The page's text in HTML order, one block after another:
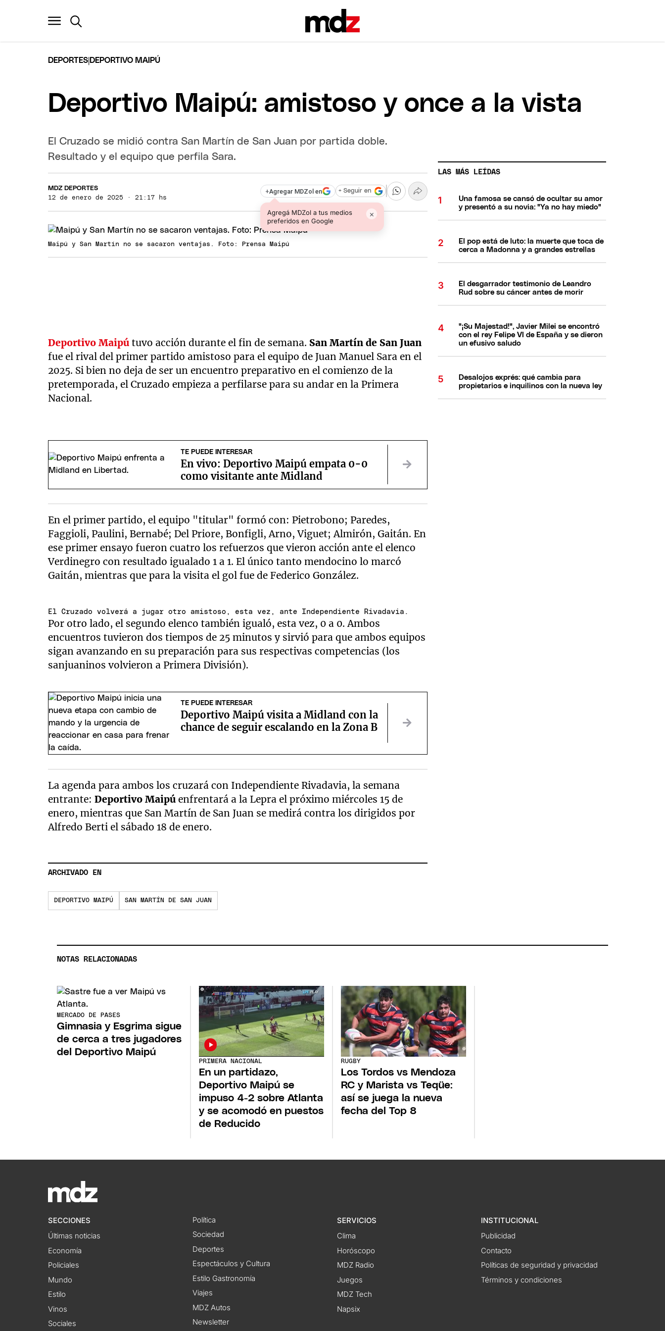
DEPORTES DEPORTIVO MAIPÚ
Deportivo Maipú: amistoso y once a la vista
El Cruzado se midió contra San Martín de San Juan por partida doble.
Resultado y el equipo que perfila Sara.
MDZ DEPORTES
12 de enero de 2025 · 21:17 hs
+Agregar MDZol en
Agregá MDZol a tus medios
preferidos en Google
×
+ Seguir en
Maipú y San Martín no se sacaron ventajas. Foto: Prensa Maipú
Deportivo Maipú tuvo acción durante el fin de semana. San Martín de San Juan
fue el rival del primer partido amistoso para el equipo de Juan Manuel Sara en el
2025. Si bien no deja de ser un encuentro preparativo en el comienzo de la
pretemporada, el Cruzado empieza a perfilarse para su andar en la Primera
Nacional.
TE PUEDE INTERESAR
En vivo: Deportivo Maipú empata 0-0
como visitante ante Midland
En el primer partido, el equipo "titular" formó con: Pietrobono; Paredes,
Faggioli, Paulini, Bernabé; Del Priore, Bonfigli, Arno, Viguet; Almirón, Gaitán. En
ese primer ensayo fueron cuatro los refuerzos que vieron acción ante el elenco
Verdinegro con resultado igualado 1 a 1. El único tanto mendocino lo marcó
Gaitán, mientras que para la visita el gol fue de Federico González.
El Cruzado volverá a jugar otro amistoso, esta vez, ante Independiente Rivadavia.
Por otro lado, el segundo elenco también igualó, esta vez, 0 a 0. Ambos
encuentros tuvieron dos tiempos de 25 minutos y sirvió para que ambos equipos
sigan avanzando en su preparación para sus respectivas competencias (los
sanjuaninos volvieron a Primera División).
TE PUEDE INTERESAR
Deportivo Maipú visita a Midland con la
chance de seguir escalando en la Zona B
La agenda para ambos los cruzará con Independiente Rivadavia, la semana
entrante:Deportivo Maipúenfrentará a la Lepra el próximo miércoles 15 de
enero, mientras que San Martín de San Juan se medirá contra los dirigidos por
Alfredo Berti el sábado 18 de enero.
ARCHIVADO EN
DEPORTIVO MAIPÚ SAN MARTÍN DE SAN JUAN
LAS MÁS LEÍDAS
Una famosa se cansó de ocultar su amor
y presentó a su novia: "Ya no hay miedo"
El pop está de luto: la muerte que toca de
cerca a Madonna y a grandes estrellas
El desgarrador testimonio de Leandro
Rud sobre su cáncer antes de morir
"¡Su Majestad!", Javier Milei se encontró
con el rey Felipe VI de España y se dieron
un efusivo saludo
Desalojos exprés: qué cambia para
propietarios e inquilinos con la nueva ley
NOTAS RELACIONADAS
MERCADO DE PASES
Gimnasia y Esgrima sigue
de cerca a tres jugadores
del Deportivo Maipú
PRIMERA NACIONAL
En un partidazo,
Deportivo Maipú se
impuso 4-2 sobre Atlanta
y se acomodó en puestos
de Reducido
RUGBY
Los Tordos vs Mendoza
RC y Marista vs Teqüe:
así se juega la nueva
fecha del Top 8
SECCIONES
Últimas noticias
Economía
Policiales
Mundo
Estilo
Vinos
Sociales
Política
Sociedad
Deportes
Espectáculos y Cultura
Estilo Gastronomía
Viajes
MDZ Autos
Newsletter
SERVICIOS
Clima
Horóscopo
MDZ Radio
Juegos
MDZ Tech
Napsix
INSTITUCIONAL
Publicidad
Contacto
Políticas de seguridad y privacidad
Términos y condiciones